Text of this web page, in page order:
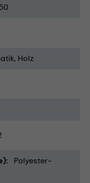
Holz
Polyester-